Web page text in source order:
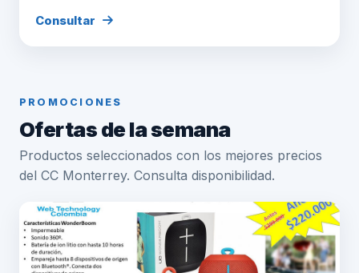
Consultar
PROMOCIONES
Ofertas de la semana
Productos seleccionados con los mejores precios
del CC Monterrey. Consulta disponibilidad.